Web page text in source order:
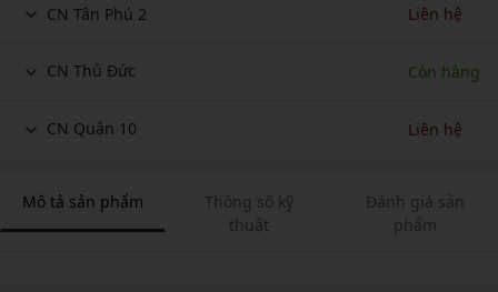
CN Tân Phú 2 Liên hệ
CN Thủ Đức Còn hàng
CN Quận 10 Liên hệ
Mô tả sản phẩm
Thông số kỹ
thuật
Đánh giá sản
phẩm